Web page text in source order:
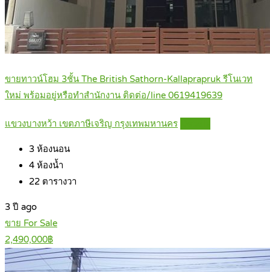
ขายทาวน์โฮม 3ชั้น The British Sathorn-Kallaprapruk รีโนเวท
ใหม่ พร้อมอยู่หรือทำสำนักงาน ติดต่อ/line 0619419639
แขวงบางหว้า เขตภาษีเจริญ กรุงเทพมหานคร
3 ห้องนอน
4 ห้องน้ำ
22 ตารางวา
3 ปี ago
ขาย For Sale
2,490,000฿